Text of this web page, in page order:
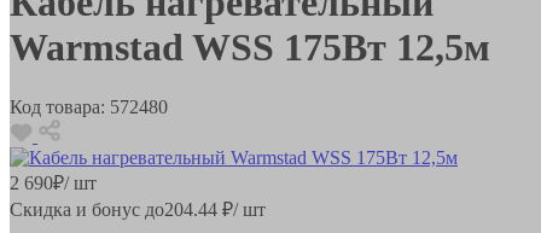
Warmstad WSS 175Вт 12,5м
Код товара: 572480
2 690₽/ шт
Скидка и бонус до204.44 ₽/ шт